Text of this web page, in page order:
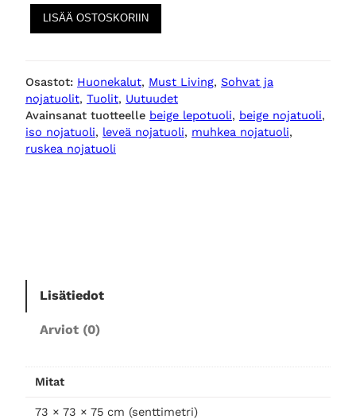
y
n
o
j
b
i
LISÄÄ OSTOSKORIIN
Osastot: Huonekalut, Must Living, Sohvat ja
nojatuolit, Tuolit, Uutuudet
Avainsanat tuotteelle beige lepotuoli, beige nojatuoli
iso nojatuoli, leveä nojatuoli, muhkea nojatuoli
ruskea nojatuoli
Lisätiedot
Arviot (0)
Mitat
73 × 73 × 75 cm (senttimetri)